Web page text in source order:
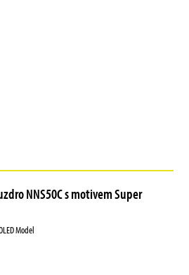
NNS50C s motivem Super
Model